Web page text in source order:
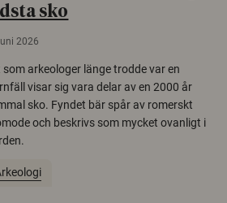
sko
2026
som arkeologer länge trodde var en
visar sig vara delar av en 2000 år
sko. Fyndet bär spår av romerskt
och beskrivs som mycket ovanligt i